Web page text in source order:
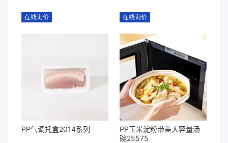
在线询价 在线询价
PP气调托盒2014系列
PP玉米淀粉带盖大容量汤
碗25575